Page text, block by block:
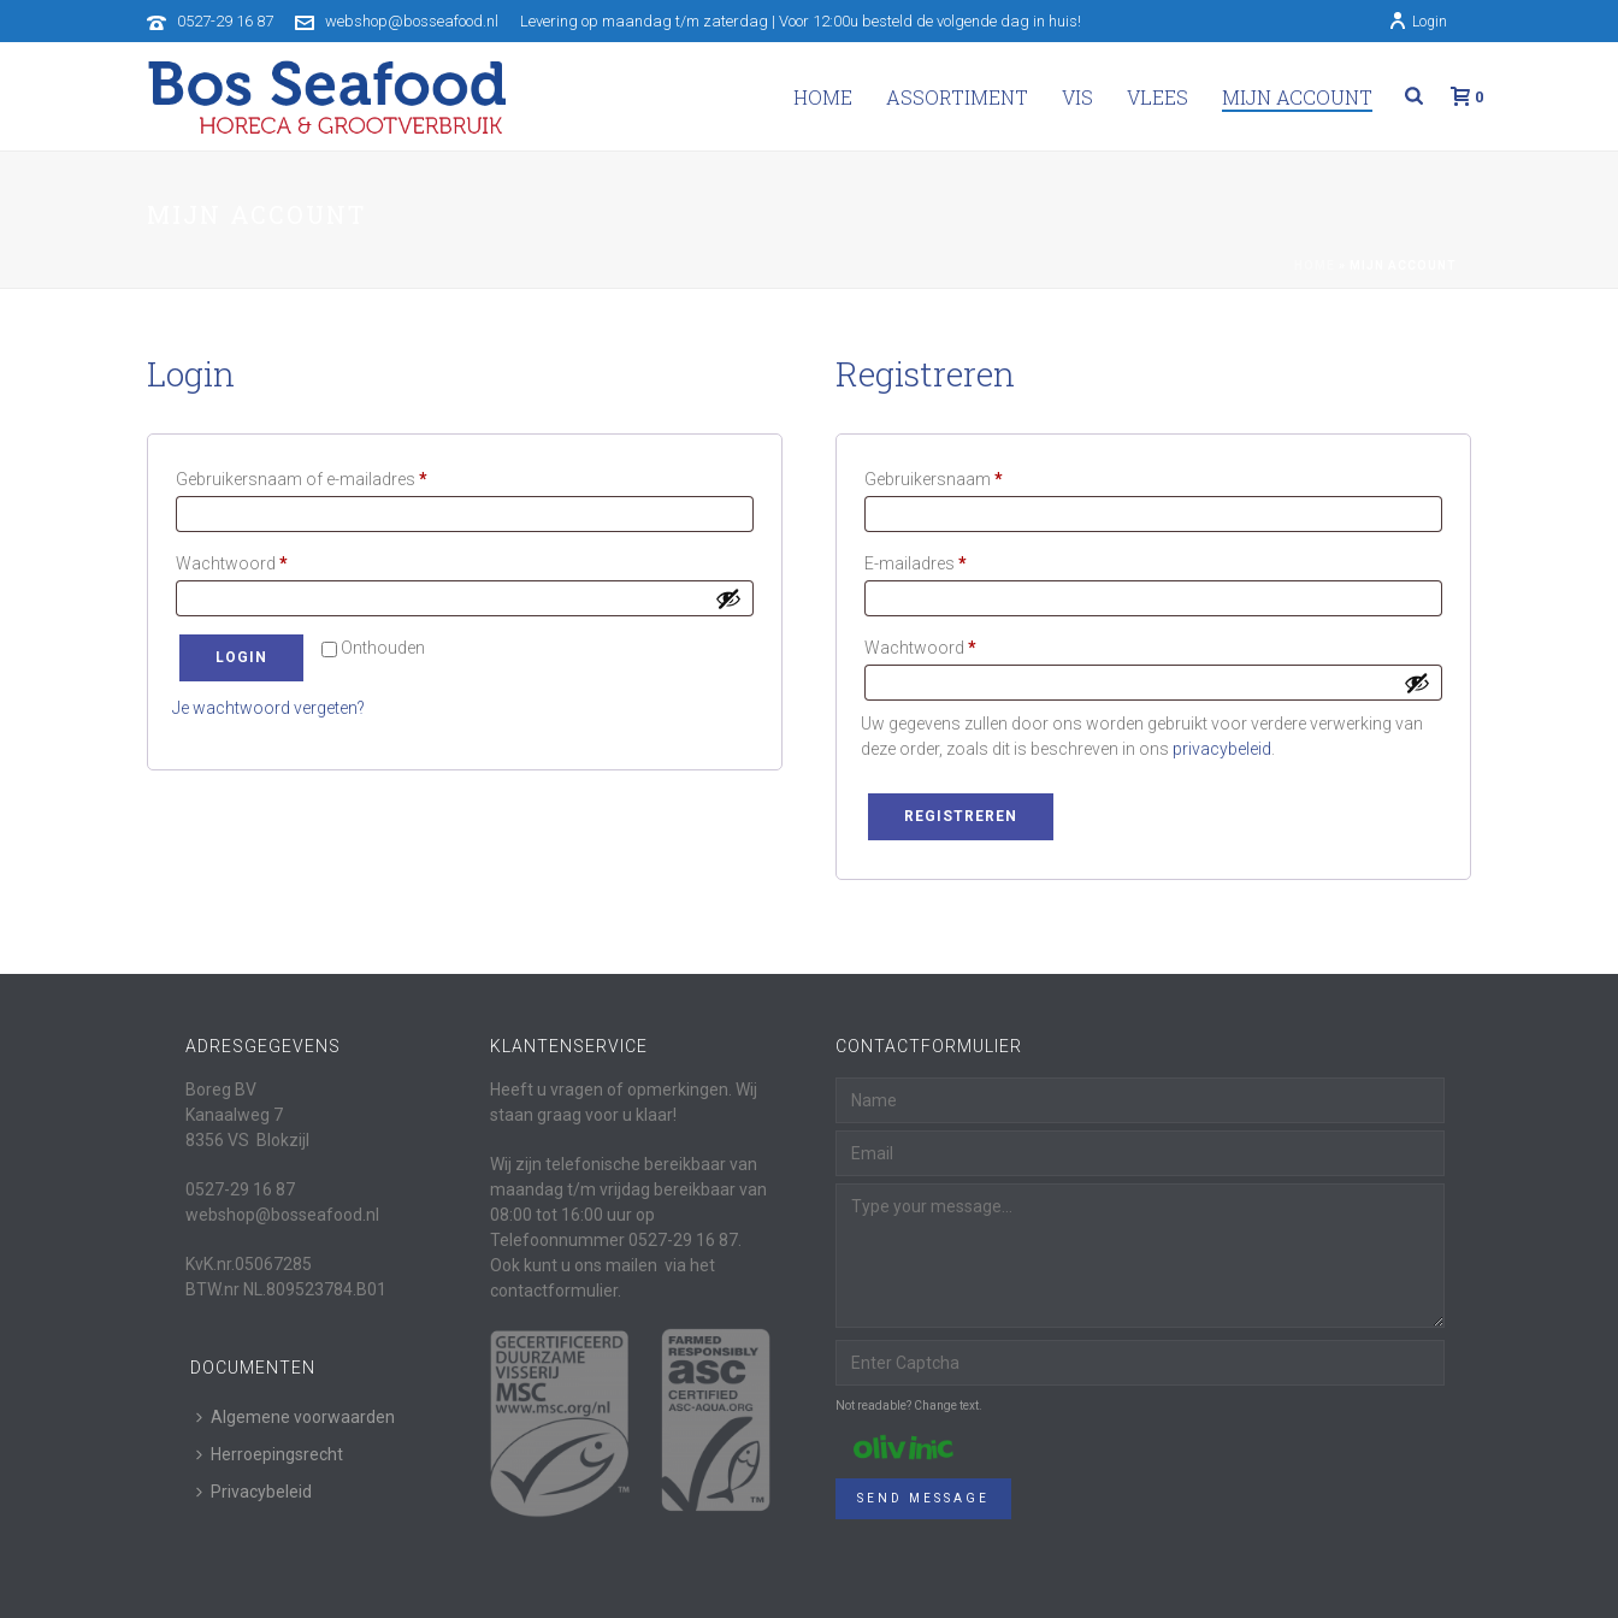
0527-29 16 87 webshop@bosseafood.nl Levering op maandag t/m zaterdag | Voor 12:00u besteld de volgende dag in huis! Login
HOME ASSORTIMENT VIS VLEES MIJN ACCOUNT 0
Login
Gebruikersnaam of e-mailadres *Vereist
Wachtwoord *Vereist
Onthouden
LOGIN
Je wachtwoord vergeten?
Registreren
Gebruikersnaam *Vereist
E-mailadres *Vereist
Wachtwoord *Vereist
Uw gegevens zullen door ons worden gebruikt voor verdere verwerking van
deze order, zoals dit is beschreven in ons privacybeleid
REGISTREREN
ADRESGEGEVENS
Boreg BV
Kanaalweg 7
8356 VS Blokzijl
0527-29 16 87
webshop@bosseafood.nl
KvK.nr.05067285
BTW.nr NL.809523784.B01
DOCUMENTEN
Algemene voorwaarden
Herroepingsrecht
Privacybeleid
KLANTENSERVICE
Heeft u vragen of opmerkingen. Wij
staan graag voor u klaar!
Wij zijn telefonische bereikbaar van
maandag t/m vrijdag bereikbaar van
08:00 tot 16:00 uur op
Telefoonnummer 0527-29 16 87.
Ook kunt u ons mailen via het
contactformulier.
CONTACTFORMULIER
Not readable? Change text.
SEND MESSAGE